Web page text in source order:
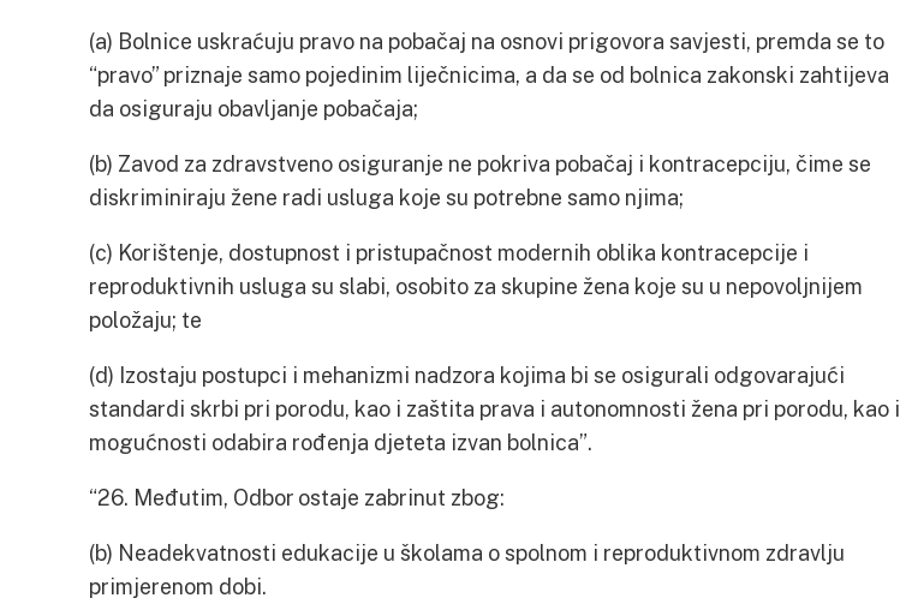
(a) Bolnice uskraćuju pravo na pobačaj na osnovi prigovora savjesti, premda se to
“pravo” priznaje samo pojedinim liječnicima, a da se od bolnica zakonski zahtijeva
da osiguraju obavljanje pobačaja;
(b) Zavod za zdravstveno osiguranje ne pokriva pobačaj i kontracepciju, čime se
diskriminiraju žene radi usluga koje su potrebne samo njima;
(c) Korištenje, dostupnost i pristupačnost modernih oblika kontracepcije i
reproduktivnih usluga su slabi, osobito za skupine žena koje su u nepovoljnijem
položaju; te
(d) Izostaju postupci i mehanizmi nadzora kojima bi se osigurali odgovarajući
standardi skrbi pri porodu, kao i zaštita prava i autonomnosti žena pri porodu, kao i
mogućnosti odabira rođenja djeteta izvan bolnica”.
“26. Međutim, Odbor ostaje zabrinut zbog:
(b) Neadekvatnosti edukacije u školama o spolnom i reproduktivnom zdravlju
primjerenom dobi.